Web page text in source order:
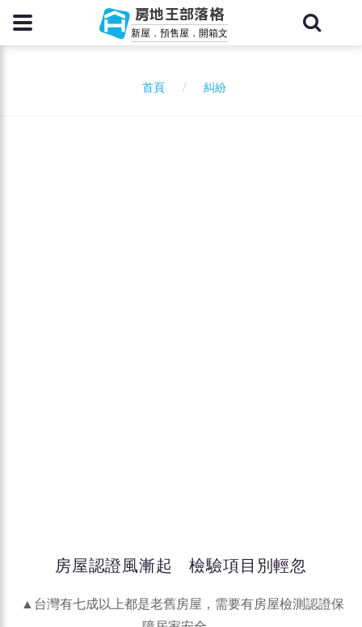
房地王部落格
新屋．預售屋．開箱文
首頁 糾紛
房屋認證風漸起 檢驗項目別輕忽
▲台灣有七成以上都是老舊房屋，需要有房屋檢測認證保